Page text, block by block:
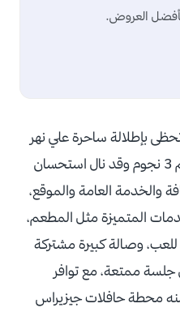
العروض.
بإطلالة ساحرة علي نهر
اونا مباشرةً، وهو فندق ذو تقييم 3 نجوم وقد نال استحسان
والخدمة العامة والموقع،
المتميزة مثل المطعم،
وصالة كبيرة مشتركة
ممتعة، مع توافر
منه محطة حافلات جيزيراس